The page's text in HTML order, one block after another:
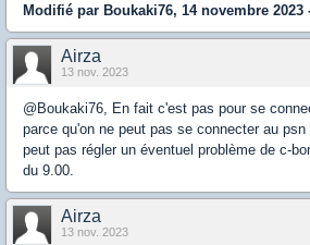
Modifié par Boukaki76, 14 novembre 2023
Airza
13 nov. 2023
@Boukaki76, En fait c'est pas pour se
parce qu'on ne peut pas se connecter au
peut pas régler un éventuel problème de c-
du 9.00.
Airza
13 nov. 2023